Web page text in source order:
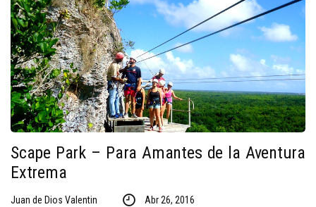
Scape Park – Para Amantes de la Aventura
Extrema
Juan de Dios Valentin Abr 26, 2016